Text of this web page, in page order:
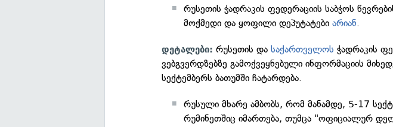
რუსეთის ჭადრაკის ფედერაციის საბჭოს
მოქმედი და ყოფილი დეპუტატებიარიან.
დეტალები: რუსეთის დასაქართველოს ჭადრაკის
ვებგვერდზებზე გამოქვეყნებული ინფორმაციის
სექტემბერს ბათუმში ჩატარდება.
რუსული მხარე ამბობს, რომ მანამდე, 5-17
რუმინეთშიც იმართება, თუმცა "ოფიციალურ